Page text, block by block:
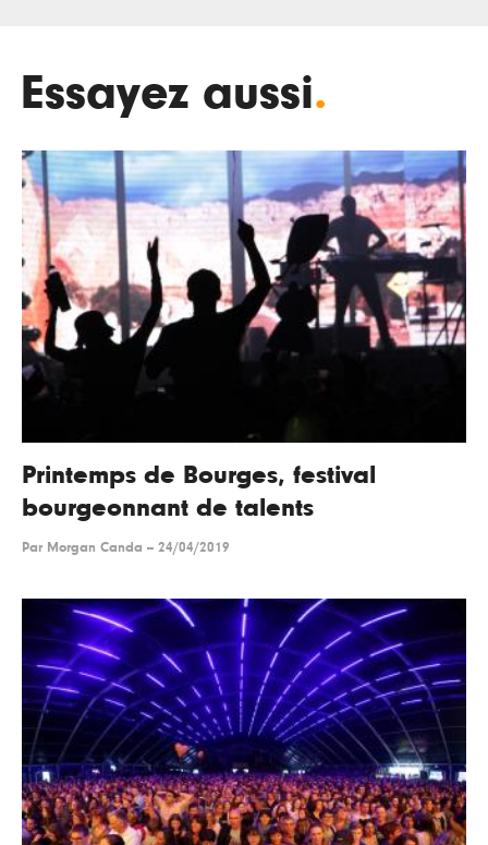
Essayez aussi.
Printemps de Bourges, festival
bourgeonnant de talents
Par Morgan Canda -- 24/04/2019